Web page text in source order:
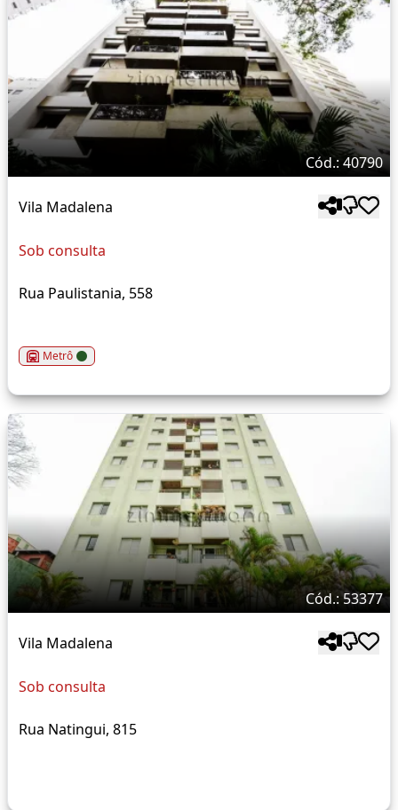
Cód.: 40790
Vila Madalena
Sob consulta
Rua Paulistania, 558
Metrô
Cód.: 53377
Vila Madalena
Sob consulta
Rua Natingui, 815